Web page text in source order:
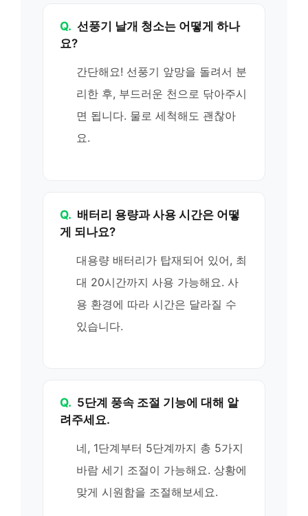
Q. 선풍기 날개 청소는 어떻게 하나
요?
간단해요! 선풍기 앞망을 돌려서 분
리한 후, 부드러운 천으로 닦아주시
면 됩니다. 물로 세척해도 괜찮아
요.
Q. 배터리 용량과 사용 시간은 어떻
게 되나요?
대용량 배터리가 탑재되어 있어, 최
대 20시간까지 사용 가능해요. 사
용 환경에 따라 시간은 달라질 수
있습니다.
Q. 5단계 풍속 조절 기능에 대해 알
려주세요.
네, 1단계부터 5단계까지 총 5가지
바람 세기 조절이 가능해요. 상황에
맞게 시원함을 조절해보세요.